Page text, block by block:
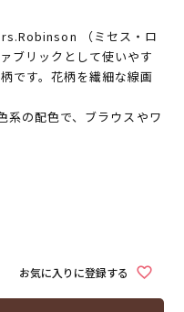
（ミセス・ロ
ブリックとして使いやす
です。花柄を繊細な線画
系の配色で、ブラウスやワ
お気に入りに登録する